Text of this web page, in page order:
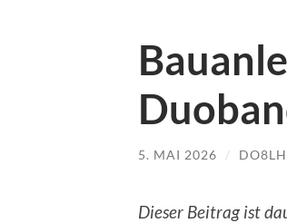
5. MAI 2026 /
Dieser Beitrag ist